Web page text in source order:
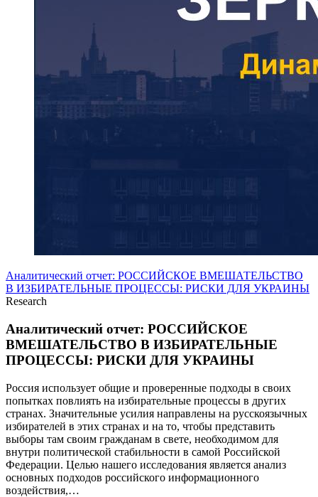
Аналитический отчет: РОССИЙСКОЕ ВМЕШАТЕЛЬСТВО
В ИЗБИРАТЕЛЬНЫЕ ПРОЦЕССЫ: РИСКИ ДЛЯ УКРАИНЫ
Research
Аналитический отчет: РОССИЙСКОЕ
ВМЕШАТЕЛЬСТВО В ИЗБИРАТЕЛЬНЫЕ
ПРОЦЕССЫ: РИСКИ ДЛЯ УКРАИНЫ
Россия использует общие и проверенные подходы в своих
попытках повлиять на избирательные процессы в других
странах. Значительные усилия направлены на русскоязычных
избирателей в этих странах и на то, чтобы представить
выборы там своим гражданам в свете, необходимом для
внутри политической стабильности в самой Российской
Федерации. Целью нашего исследования является анализ
основных подходов российского информационного
воздействия,…